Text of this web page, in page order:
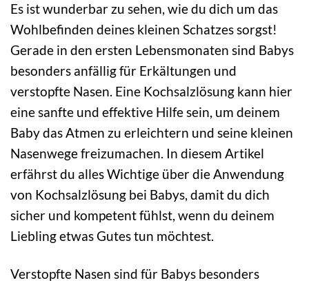
Es ist wunderbar zu sehen, wie du dich um das
Wohlbefinden deines kleinen Schatzes sorgst!
Gerade in den ersten Lebensmonaten sind Babys
besonders anfällig für Erkältungen und
verstopfte Nasen. Eine Kochsalzlösung kann hier
eine sanfte und effektive Hilfe sein, um deinem
Baby das Atmen zu erleichtern und seine kleinen
Nasenwege freizumachen. In diesem Artikel
erfährst du alles Wichtige über die Anwendung
von Kochsalzlösung bei Babys, damit du dich
sicher und kompetent fühlst, wenn du deinem
Liebling etwas Gutes tun möchtest.
Verstopfte Nasen sind für Babys besonders